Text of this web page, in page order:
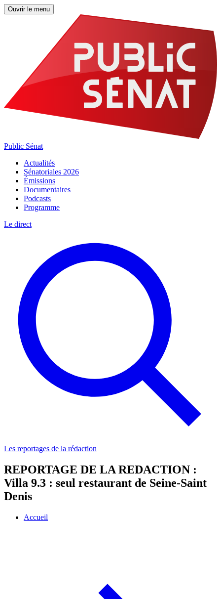
Ouvrir le menu
Public Sénat
Actualités
Sénatoriales 2026
Émissions
Documentaires
Podcasts
Programme
Le direct
Les reportages de la rédaction
REPORTAGE DE LA REDACTION :
Villa 9.3 : seul restaurant de Seine-Saint
Denis
Accueil